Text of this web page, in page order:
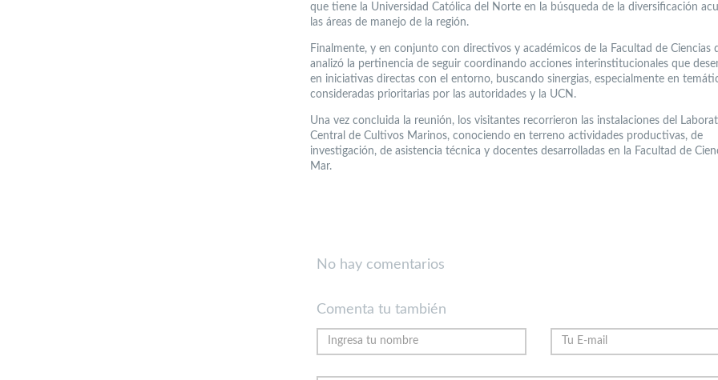
que tiene la Universidad Católica del Norte en la búsqueda de la diversificación
las áreas de manejo de la región.
Finalmente, y en conjunto con directivos y académicos de la Facultad de Ciencias
analizó la pertinencia de seguir coordinando acciones interinstitucionales que
en iniciativas directas con el entorno, buscando sinergias, especialmente en
consideradas prioritarias por las autoridades y la UCN.
Una vez concluida la reunión, los visitantes recorrieron las instalaciones del
Central de Cultivos Marinos, conociendo en terreno actividades productivas, de
investigación, de asistencia técnica y docentes desarrolladas en la Facultad de
Mar.
No hay comentarios
Comenta tu también